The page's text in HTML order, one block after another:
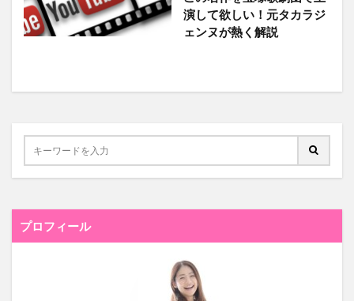
演して欲しい！元タカラジ
ェンヌが熱く解説
プロフィール